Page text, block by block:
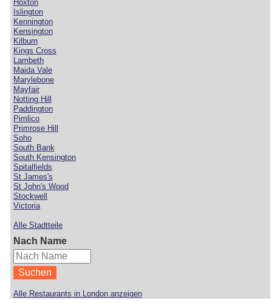
Hoxton
Islington
Kennington
Kensington
Kilburn
Kings Cross
Lambeth
Maida Vale
Marylebone
Mayfair
Notting Hill
Paddington
Pimlico
Primrose Hill
Soho
South Bank
South Kensington
Spitalfields
St James's
St John's Wood
Stockwell
Victoria
Alle Stadtteile
Nach Name
Alle Restaurants in London anzeigen